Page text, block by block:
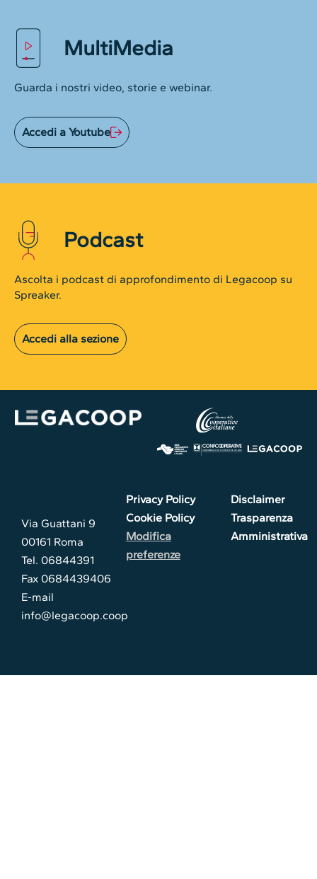
MultiMedia
Guarda i nostri video, storie e webinar.
Accedi a Youtube
Podcast
Ascolta i podcast di approfondimento di Legacoop su
Spreaker.
Accedi alla sezione
Via Guattani 9
00161 Roma
Tel. 06844391
Fax 0684439406
E-mail
info@legacoop.coop
Privacy Policy
Cookie Policy
Modifica
preferenze
Disclaimer
Trasparenza
Amministrativa